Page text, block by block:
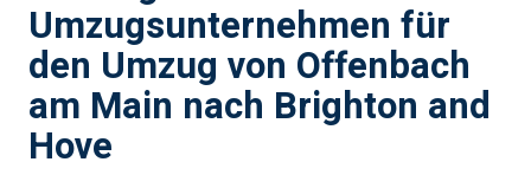
Umzugsunternehmen für
den Umzug von Offenbach
am Main nach Brighton and
Hove